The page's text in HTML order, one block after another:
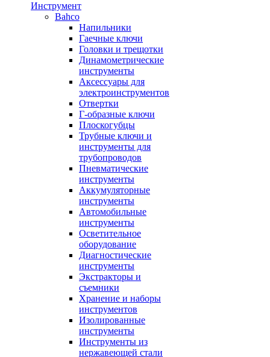
Инструмент
Bahco
Напильники
Гаечные ключи
Головки и трещотки
Динамометрические
инструменты
Аксессуары для
электроинструментов
Отвертки
Г-образные ключи
Плоскогубцы
Трубные ключи и
инструменты для
трубопроводов
Пневматические
инструменты
Аккумуляторные
инструменты
Автомобильные
инструменты
Осветительное
оборудование
Диагностические
инструменты
Экстракторы и
съемники
Хранение и наборы
инструментов
Изолированные
инструменты
Инструменты из
нержавеющей стали